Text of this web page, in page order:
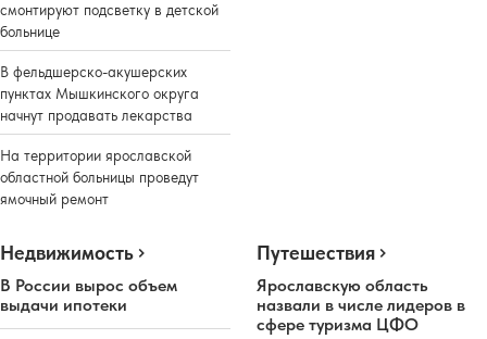
смонтируют подсветку в детской
больнице
В фельдшерско-акушерских
пунктах Мышкинского округа
начнут продавать лекарства
На территории ярославской
областной больницы проведут
ямочный ремонт
Недвижимость
В России вырос объем
выдачи ипотеки
Путешествия
Ярославскую область
назвали в числе лидеров в
сфере туризма ЦФО